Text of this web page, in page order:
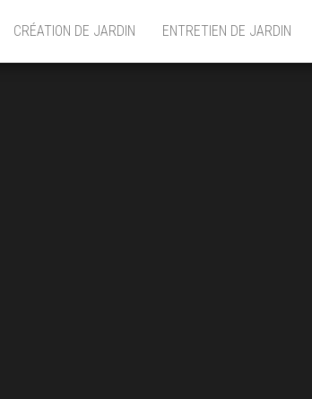
CRÉATION DE JARDIN ENTRETIEN DE JARDIN